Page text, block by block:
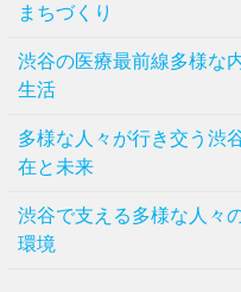
まちづくり
渋谷の医療最前線多様な
生活
多様な人々が行き交う渋
在と未来
渋谷で支える多様な人々
環境